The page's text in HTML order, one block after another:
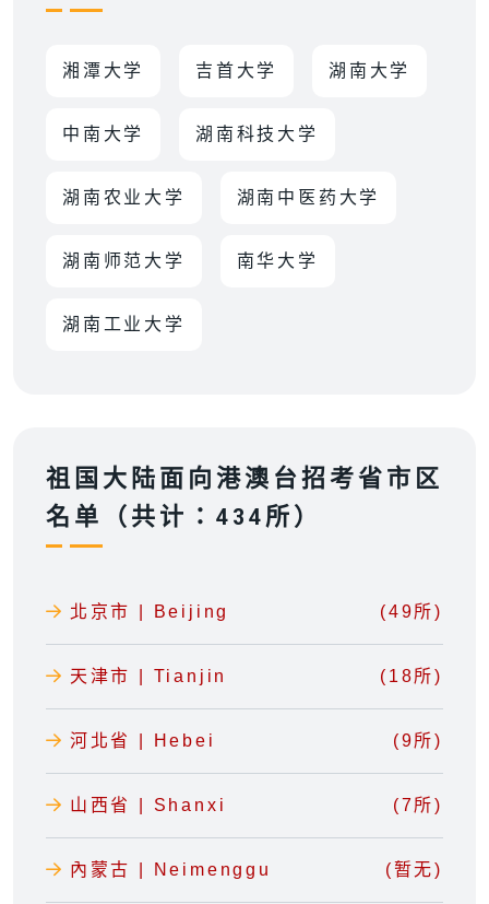
湘潭大学 吉首大学 湖南大学
中南大学 湖南科技大学
湖南农业大学 湖南中医药大学
湖南师范大学 南华大学
湖南工业大学
祖国大陆面向港澳台招考省市区
名单（共计：434所）
北京市 | Beijing (49所)
天津市 | Tianjin (18所)
河北省 | Hebei (9所)
山西省 | Shanxi (7所)
內蒙古 | Neimenggu (暂无)